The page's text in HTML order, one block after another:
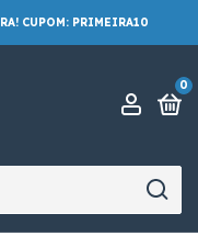
CUPOM: PRIMEIRA10
0